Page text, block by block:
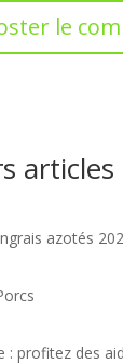
articles
azotés
: profitez des